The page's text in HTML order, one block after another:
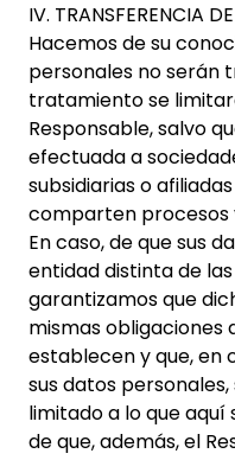
IV. TRANSFERENCIA
Hacemos de su
personales no serán
tratamiento se
Responsable, salvo
efectuada a
subsidiarias o
comparten procesos
En caso, de que sus
entidad distinta de
garantizamos que
mismas obligaciones
establecen y que, en
sus datos
limitado a lo que aquí
de que, además, el